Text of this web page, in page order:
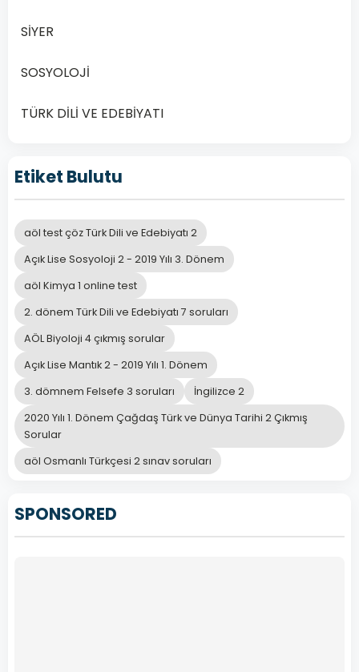
SİYER
SOSYOLOJİ
TÜRK DİLİ VE EDEBİYATI
Etiket Bulutu
aöl test çöz Türk Dili ve Edebiyatı 2
Açık Lise Sosyoloji 2 - 2019 Yılı 3. Dönem
aöl Kimya 1 online test
2. dönem Türk Dili ve Edebiyatı 7 soruları
AÖL Biyoloji 4 çıkmış sorular
Açık Lise Mantık 2 - 2019 Yılı 1. Dönem
3. dömnem Felsefe 3 soruları
İngilizce 2
2020 Yılı 1. Dönem Çağdaş Türk ve Dünya Tarihi 2 Çıkmış
Sorular
aöl Osmanlı Türkçesi 2 sınav soruları
SPONSORED